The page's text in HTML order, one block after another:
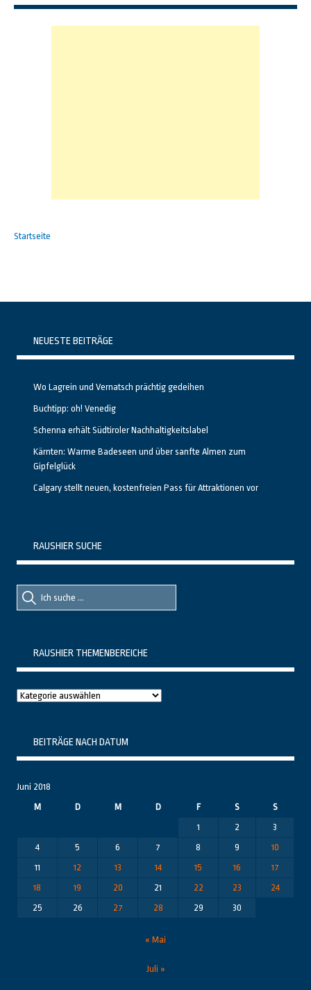
Startseite
NEUESTE BEITRÄGE
Wo Lagrein und Vernatsch prächtig gedeihen
Buchtipp: oh! Venedig
Schenna erhält Südtiroler Nachhaltigkeitslabel
Kärnten: Warme Badeseen und über sanfte Almen zum
Gipfelglück
Calgary stellt neuen, kostenfreien Pass für Attraktionen vor
RAUSHIER SUCHE
Suche
nach::
Suche
nach:
RAUSHIER THEMENBEREICHE
Raushier
BEITRÄGE NACH DATUM
Juni 2018
M
D M D F S
S
1
2
3
4
5 6 7 8 9
10
11
12 13 14 15 16
17
18
19 20 21 22 23
24
25
26 27 28 29 30
« Mai
Juli »